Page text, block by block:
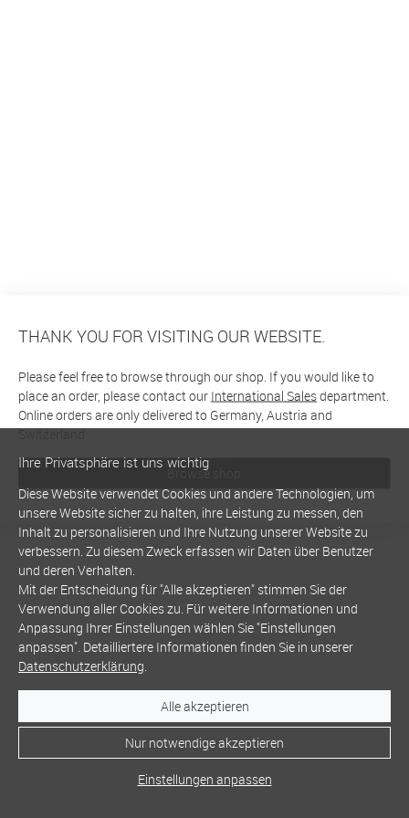
THANK YOU FOR VISITING OUR WEBSITE.
Please feel free to browse through our shop. If you would like to
place an order, please contact our International Salesdepartment.
Online orders are only delivered to Germany, Austria and
Switzerland
Browse shop
Ihre Privatsphäre ist uns wichtig
Diese Website verwendet Cookies und andere Technologien, um
unsere Website sicher zu halten, ihre Leistung zu messen, den
Inhalt zu personalisieren und Ihre Nutzung unserer Website zu
verbessern. Zu diesem Zweck erfassen wir Daten über Benutzer
und deren Verhalten.
Mit der Entscheidung für "Alle akzeptieren" stimmen Sie der
Verwendung aller Cookies zu. Für weitere Informationen und
Anpassung Ihrer Einstellungen wählen Sie "Einstellungen
anpassen". Detailliertere Informationen finden Sie in unserer
Datenschutzerklärung.
Alle akzeptieren
Nur notwendige akzeptieren
Einstellungen anpassen